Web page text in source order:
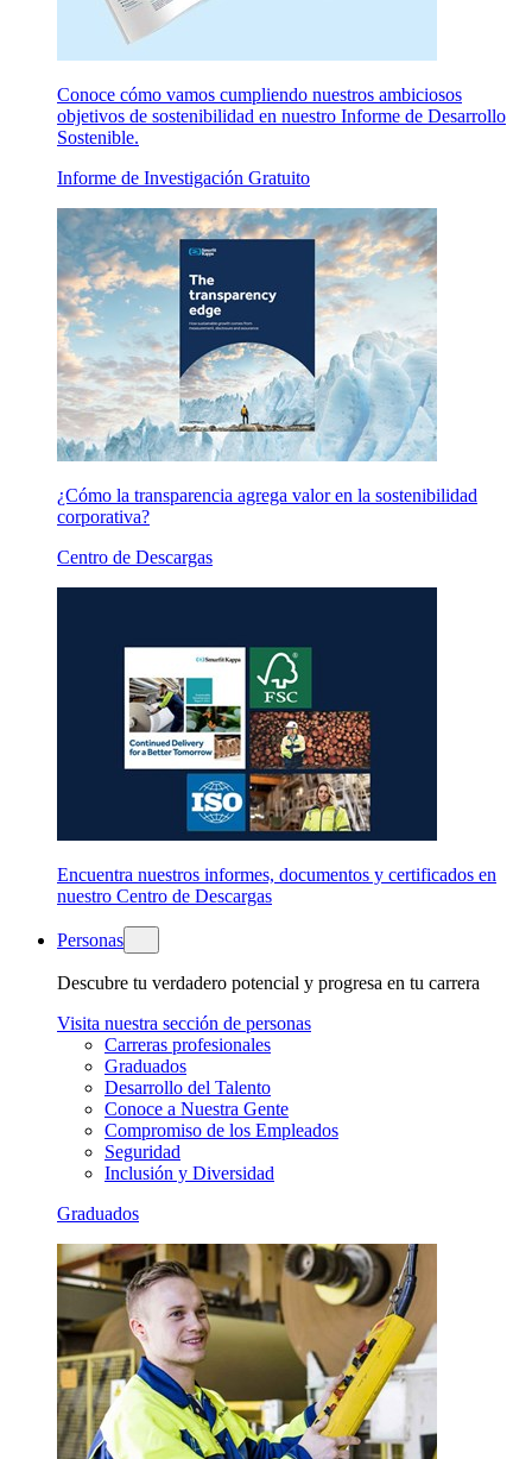
Conoce cómo vamos cumpliendo nuestros ambiciosos
objetivos de sostenibilidad en nuestro Informe de Desarrollo
Sostenible.
Informe de Investigación Gratuito
¿Cómo la transparencia agrega valor en la sostenibilidad
corporativa?
Centro de Descargas
Encuentra nuestros informes, documentos y certificados en
nuestro Centro de Descargas
Personas
Descubre tu verdadero potencial y progresa en tu carrera
Visita nuestra sección de personas
Carreras profesionales
Graduados
Desarrollo del Talento
Conoce a Nuestra Gente
Compromiso de los Empleados
Seguridad
Inclusión y Diversidad
Graduados